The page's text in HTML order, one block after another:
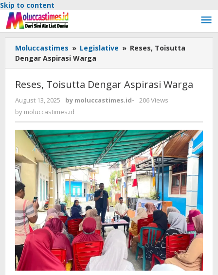
Skip to content
Moluccastimes » Legislative » Reses, Toisutta
Dengar Aspirasi Warga
Reses, Toisutta Dengar Aspirasi Warga
August 13, 2025 by moluccastimes.id-
206 Views
by moluccastimes.id